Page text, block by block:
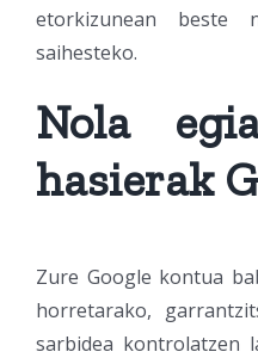
etorkizunean beste
saihesteko.
Nola
hasierak
Zure Google kontua
horretarako,
sarbidea kontrolatzen